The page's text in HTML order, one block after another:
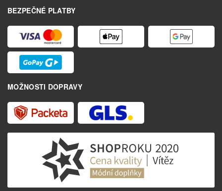
BEZPEČNÉ PLATBY
MOŽNOSTI DOPRAVY